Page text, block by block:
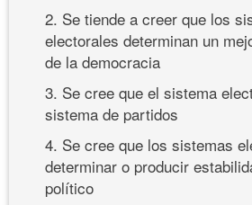
2. Se tiende a creer que los
electorales determinan un
de la democracia
3. Se cree que el sistema
sistema de partidos
4. Se cree que los sistemas
determinar o producir
político